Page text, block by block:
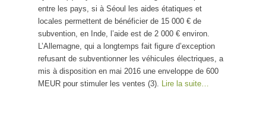
entre les pays, si à Séoul les aides étatiques et
locales permettent de bénéficier de 15 000 € de
subvention, en Inde, l’aide est de 2 000 € environ.
L’Allemagne, qui a longtemps fait figure d’exception
refusant de subventionner les véhicules électriques, a
mis à disposition en mai 2016 une enveloppe de 600
MEUR pour stimuler les ventes (3).
Lire la suite…